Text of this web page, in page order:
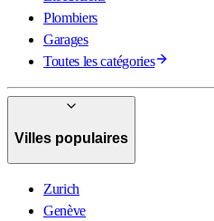
Plombiers
Garages
Toutes les catégories
Villes populaires
Zurich
Genève